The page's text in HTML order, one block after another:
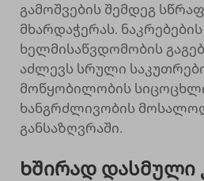
გამოშვების შემდეგ
მხარდაჭერას. ნაკრებების
ხელმისაწვდომობის
აძლევს სრული
მოწყობილობის
ხანგრძლივობის
განსაზღვრაში.
Ხშირად დასმული